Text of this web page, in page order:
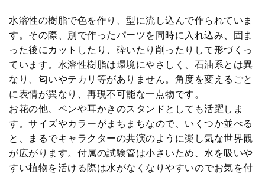
水溶性の樹脂で色を作り、型に流し込んで作られていま
す。その際、別で作ったパーツを同時に入れ込み、固ま
った後にカットしたり、砕いたり削ったりして形づくっ
ています。水溶性樹脂は環境にやさしく、石油系とは異
なり、匂いやテカリ等がありません。角度を変えるごと
に表情が異なり、再現不可能な一点物です。
お花の他、ペンや耳かきのスタンドとしても活躍しま
す。サイズやカラーがまちまちなので、いくつか並べる
と、まるでキャラクターの共演のように楽し気な世界観
が広がります。付属の試験管は小さいため、水を吸いや
すい植物を活ける際は水がなくなりやすいのでお気を付